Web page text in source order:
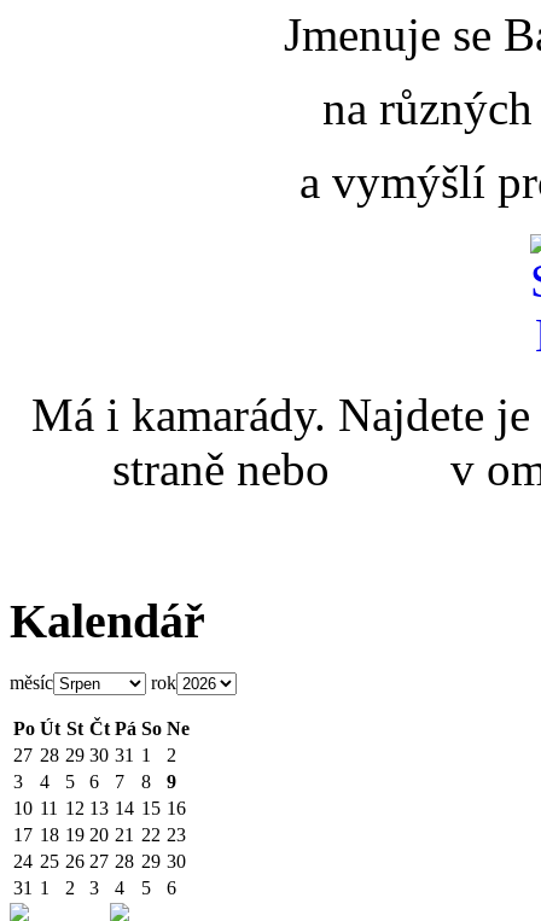
Jmenuje se
na
a vymýšlí
Má i kamarády.
straně nebo v
Kalendář
měsíc rok
Po Út St Čt Pá So Ne
27 28 29 30 31 1
2
3
4 5 6 7 8
9
10 11 12 13 14 15 16
17 18 19 20 21 22 23
24 25 26 27 28 29 30
31 1 2 3 4 5 6